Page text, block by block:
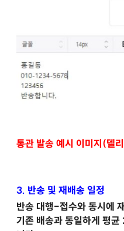
통관 발송 예시 이미지(델
3. 반송 및 재배송 일정
반송 대행-접수와 동시에
기존 배송과 동일하게 평